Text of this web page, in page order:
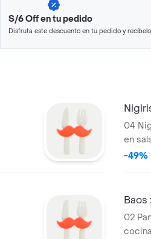
S/6 Off en tu pedido
Disfruta este descuento en tu pedido y recíbelo
04
en
-49%
Baos
02